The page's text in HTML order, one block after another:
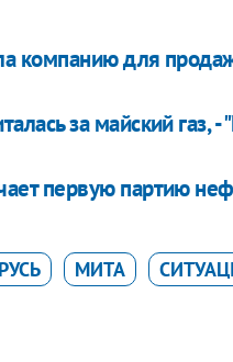
компанию для
за майский газ, -
первую партию
МИТА